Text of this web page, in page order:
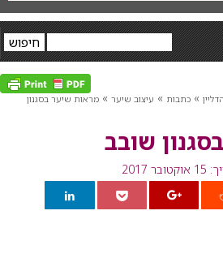
» כתבות » עיצוב שיער » מראות שיער בסגנון
שובב
2017